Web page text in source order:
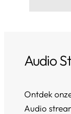
Audio
Ontdek
Audio